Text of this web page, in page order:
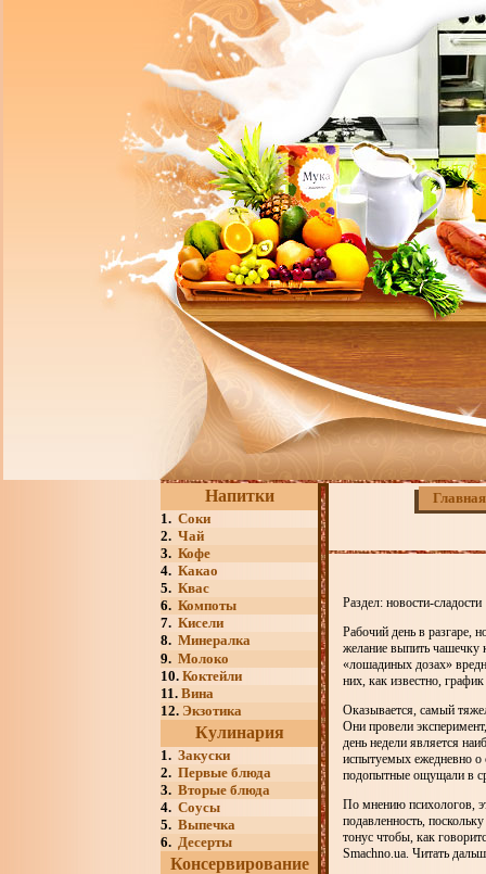
Напитки
1. Соки
2. Чай
3. Кофе
4. Какао
5. Квас
6. Компоты
7. Кисели
8. Минералка
9. Молоко
10. Коктейли
11. Вина
12. Экзотика
Кулинария
1. Закуски
2. Первые блюда
3. Вторые блюда
4. Соусы
5. Выпечка
6. Десерты
Консервирование
Главная
Раздел: новости-сладости
Рабочий день в разгаре,
желание выпить чашечку
«лошадиных дозах»
них, как известно,
Оказывается, самый
Они провели
день недели является
испытуемых ежедневно о
подопытные ощущали в
По мнению психологов,
подавленность,
тонус чтобы, как
Smachno.ua. Читать